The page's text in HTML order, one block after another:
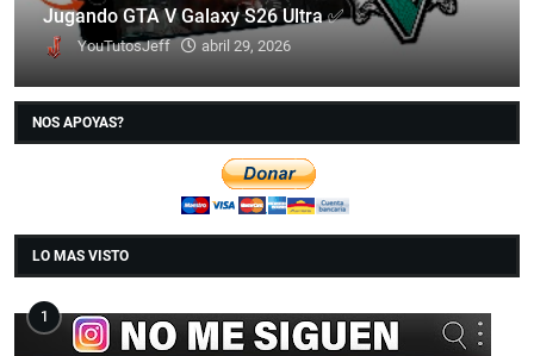
Jugando GTA V Galaxy S26 Ultra ✅
YouTutosJeff abril 29, 2026
NOS APOYAS?
LO MAS VISTO